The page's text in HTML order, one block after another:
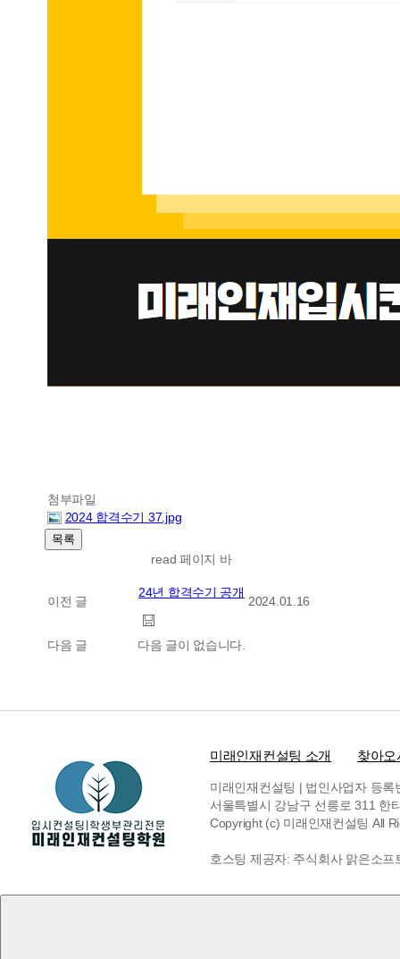
첨부파일
2024 합격수기 37.jpg
read 페이지 바
이전 글
24년 합격수기 공개
2024.01.16
다음 글 다음 글이 없습니다.
미래인재컨설팅 소개 찾아
미래인재컨설팅 | 법인사업자 등
서울특별시 강남구 선릉로 311 한
Copyright (c) 미래인재컨설팅 All
호스팅 제공자: 주식회사 맑은소